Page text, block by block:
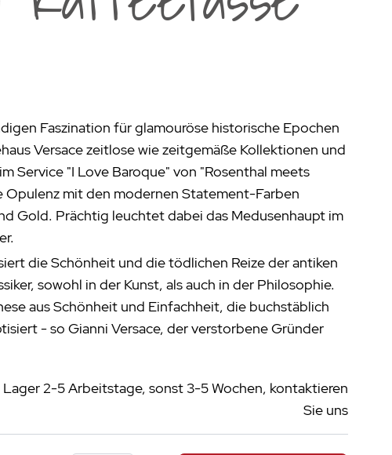
Raumdüfte
Faszination für glamouröse historische Epochen
Versace zeitlose wie zeitgemäße Kollektionen und
Service "I Love Baroque" von "Rosenthal meets
Opulenz mit den modernen Statement-Farben
Gold. Prächtig leuchtet dabei das Medusenhaupt im
die Schönheit und die tödlichen Reize der antiken
sowohl in der Kunst, als auch in der Philosophie.
aus Schönheit und Einfachheit, die buchstäblich
- so Gianni Versace, der verstorbene Gründer
2-5 Arbeitstage, sonst 3-5 Wochen, kontaktieren
Sie uns